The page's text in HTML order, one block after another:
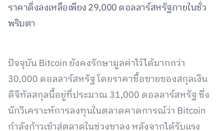
ราคาดิ่งลงเหลือเพียง 29,000 ดอลลาร์สหรัฐภายในชั่ว
พริบตา
ปัจจุบัน Bitcoin ยังคงรักษามูลค่าไว้ได้มากกว่า
30,000 ดอลลาร์สหรัฐ โดยราคาซื้อขายของสกุลเงิน
ดิจิทัลสกุลนี้อยู่ที่ประมาณ 31,000 ดอลลาร์สหรัฐ ซึ่ง
นักวิเคราะห์การลงทุนในตลาดคาดการณ์ว่า Bitcoin
กำลังก้าวเข้าสู่ตลาดในช่วงขาลง หลังจากได้รับแรง